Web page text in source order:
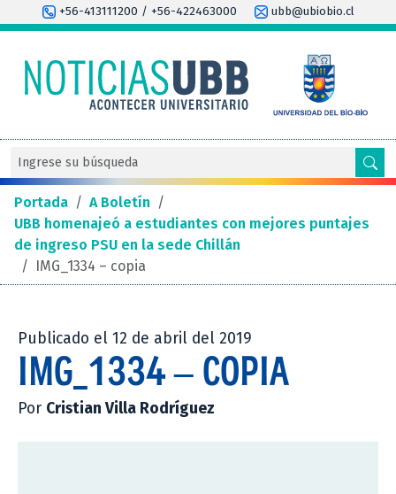
+56-413111200 / +56-422463000 ubb@ubiobio.cl
Portada / A Boletín /
UBB homenajeó a estudiantes con mejores puntajes
de ingreso PSU en la sede Chillán
/ IMG_1334 – copia
Publicado el 12 de abril del 2019
IMG_1334 – COPIA
Por Cristian Villa Rodríguez